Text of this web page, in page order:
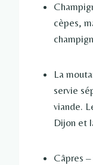
cèpes,
La
servie
viande.
Dijon et
Câpres